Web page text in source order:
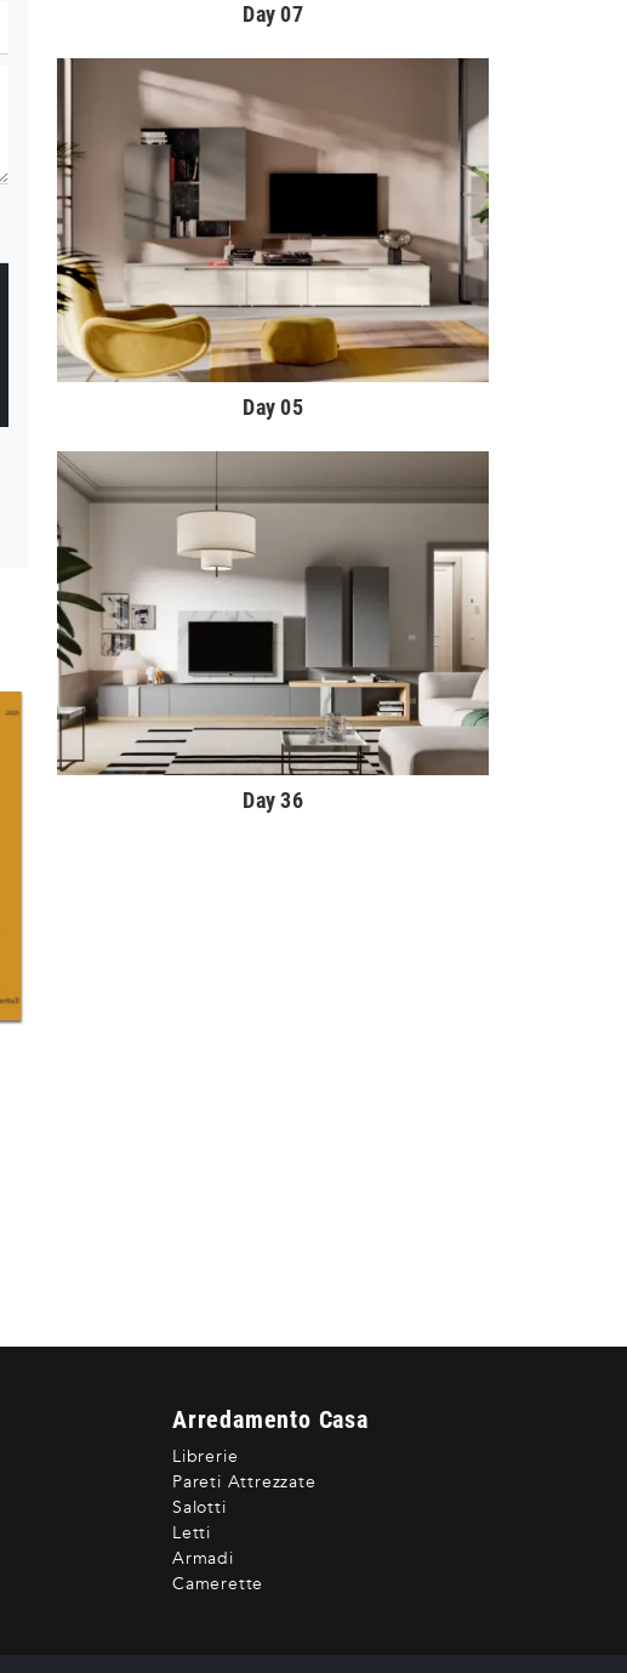
Day 07
Day 05
Day 36
Arredamento Casa
Librerie
Pareti Attrezzate
Salotti
Letti
Armadi
Camerette